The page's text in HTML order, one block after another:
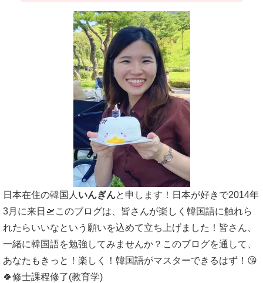
日本在住の韓国人 いんぎんと申します！日本が好きで2014年
3月に来日🛫このブログは、皆さんが楽しく韓国語に触れら
れたらいいなという願いを込めて立ち上げました！皆さん、
一緒に韓国語を勉強してみませんか？このブログを通して、
あなたもきっと！楽しく！韓国語がマスターできるはず！😘
🍀修士課程修了(教育学)